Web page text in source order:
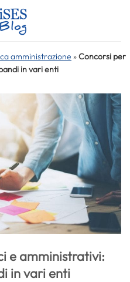
amministrazione »Concorsi per
in vari enti
e amministrativi:
in vari enti